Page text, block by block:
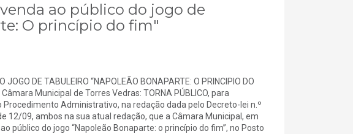
venda ao público do jogo de
O princípio do fim"
DE TABULEIRO “NAPOLEÃO BONAPARTE: O PRINCIPIO DO
Municipal de Torres Vedras: TORNA PÚBLICO, para
Administrativo, na redação dada pelo Decreto-lei n.º
12/09, ambos na sua atual redação, que a Câmara Municipal, em
público do jogo “Napoleão Bonaparte: o princípio do fim”, no Posto